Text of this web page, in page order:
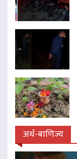
अर्थ-बाणिज्य